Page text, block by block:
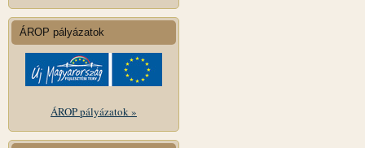
ÁROP pályázatok
ÁROP pályázatok »